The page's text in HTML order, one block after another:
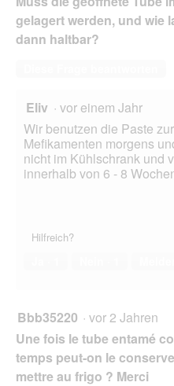
gelagert werden, und wie
dann haltbar?
Eliv · vor einem Jahr
Wir benutzen die Paste
Mefikamenten morgens
nicht im Kühlschrank und
innerhalb von 6 - 8
Hilfreich?
Bbb35220 · vor 2 Jahren
Une fois le tube entamé
temps peut-on le
mettre au frigo ? Merci